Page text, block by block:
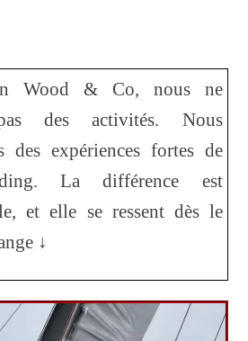
Wood & Co, nous ne
des activités. Nous
des expériences fortes de
La différence est
et elle se ressent dès le
↓